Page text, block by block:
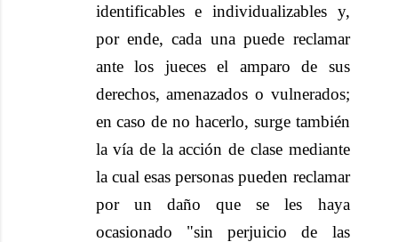
identificables e individualizables y,
por ende, cada una puede reclamar
ante los jueces el amparo de sus
derechos, amenazados o vulnerados;
en caso de no hacerlo, surge también
la vía de la acción de clase mediante
la cual esas personas pueden reclamar
por un daño que se les haya
ocasionado "sin perjuicio de las